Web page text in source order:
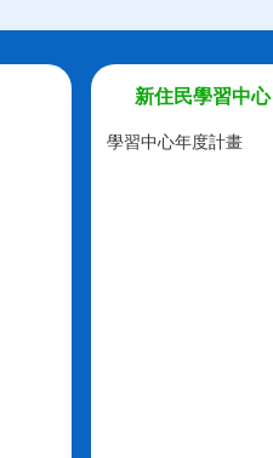
新住民學習中心
學習中心年度計畫